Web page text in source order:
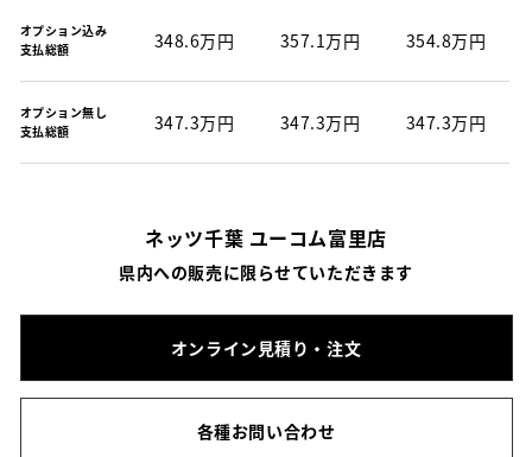
オプション込み
支払総額
348.6万円 357.1万円 354.8万円
オプション無し
支払総額
347.3万円 347.3万円 347.3万円
ネッツ千葉 ユーコム富里店
県内への販売に限らせていただきます
オンライン見積り・注文
各種お問い合わせ